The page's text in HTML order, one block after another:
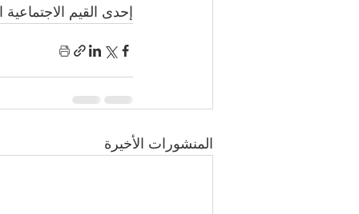
إحدى القيم الاجتماعية
المنشورات الأخيرة